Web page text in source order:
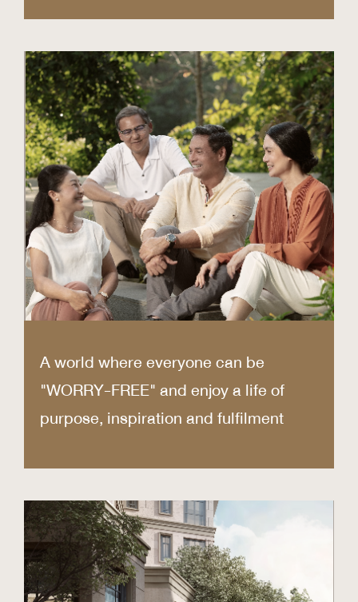
A world where everyone can be
"WORRY-FREE" and enjoy a life of
purpose, inspiration and fulfilment